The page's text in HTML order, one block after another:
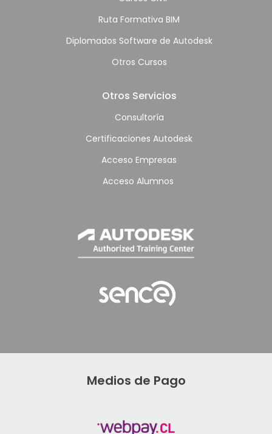
Ruta Formativa BIM
Diplomados Software de Autodesk
Otros Cursos
Otros Servicios
Consultoría
Certificaciones Autodesk
Acceso Empresas
Acceso Alumnos
Medios de Pago